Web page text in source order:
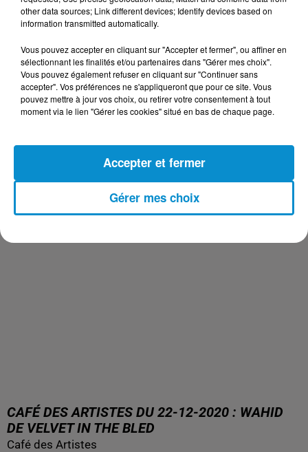
CAFÉ DES ARTISTES DU 23-12-2020 : KARIMA
NAYT
Café des Artistes
CAFÉ DES ARTISTES DU 22-12-2020 : WAHID
DE VELVET IN THE BLED
Café des Artistes
other data sources; Link different devices; Identify devices based on
information transmitted automatically.
Vous pouvez accepter en cliquant sur "Accepter et fermer", ou affiner en
sélectionnant les finalités et/ou partenaires dans "Gérer mes choix".
Vous pouvez également refuser en cliquant sur "Continuer sans
accepter". Vos préférences ne s'appliqueront que pour ce site. Vous
pouvez mettre à jour vos choix, ou retirer votre consentement à tout
moment via le lien "Gérer les cookies" situé en bas de chaque page.
Gérer mes choix
Accepter et fermer